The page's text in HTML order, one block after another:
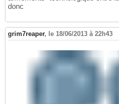
donc
grim7reaper, le 18/06/2013 à 22h43